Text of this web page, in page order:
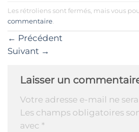
Les rétroliens sont fermés, mais vous
commentaire
← Précédent
Suivant →
Laisser un
Votre adresse e-mail ne
Les champs obligatoires
avec *